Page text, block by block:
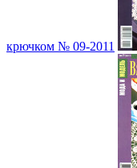
крючком № 09-2011